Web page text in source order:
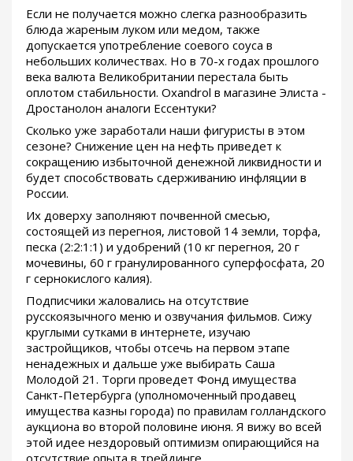
Если не получается можно слегка разнообразить
блюда жареным луком или медом, также
допускается употребление соевого соуса в
небольших количествах. Но в 70-х годах прошлого
века валюта Великобритании перестала быть
оплотом стабильности. Oxandrol в магазине Элиста -
Дростанолон аналоги Ессентуки?
Сколько уже заработали наши фигуристы в этом
сезоне? Снижение цен на нефть приведет к
сокращению избыточной денежной ликвидности и
будет способствовать сдерживанию инфляции в
России.
Их доверху заполняют почвенной смесью,
состоящей из перегноя, листовой 14 земли, торфа,
песка (2:2:1:1) и удобрений (10 кг перегноя, 20 г
мочевины, 60 г гранулированного суперфосфата, 20
г сернокислого калия).
Подписчики жаловались на отсутствие
русскоязычного меню и озвучания фильмов. Сижу
круглыми сутками в интернете, изучаю
застройщиков, чтобы отсечь на первом этапе
ненадежных и дальше уже выбирать Саша
Молодой 21. Торги проведет Фонд имущества
Санкт-Петербурга (уполномоченный продавец
имущества казны города) по правилам голландского
аукциона во второй половине июня. Я вижу во всей
этой идее нездоровый оптимизм опирающийся на
отсутствие опыта в трейдинге.